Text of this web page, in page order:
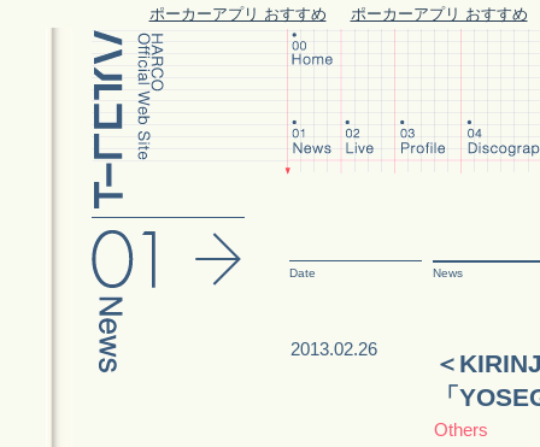
ポーカーアプリ おすすめ ポーカーアプリ おすすめ
Date News
2013.02.26
＜
「
Others